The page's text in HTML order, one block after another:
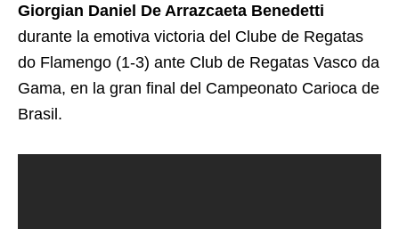
Giorgian Daniel De Arrazcaeta Benedetti
durante la emotiva victoria del Clube de Regatas
do Flamengo (1-3) ante Club de Regatas Vasco da
Gama, en la gran final del Campeonato Carioca de
Brasil.